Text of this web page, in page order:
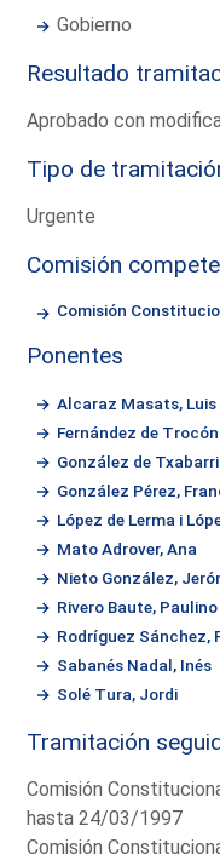
Gobierno
Resultado
Aprobado con
Tipo de
Urgente
Comisión
Comisión
Ponentes
Alcaraz Masats, Luis
Fernández de
González de
González Pérez,
López de Lerma i
Mato Adrover, Ana
Nieto González,
Rivero Baute, Paulino
Rodríguez Sánchez,
Sabanés Nadal, Inés
Solé Tura, Jordi
Tramitación
Comisión
hasta 24/03/1997
Comisión